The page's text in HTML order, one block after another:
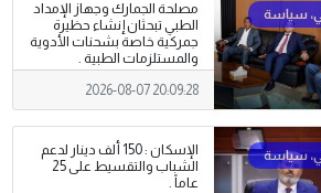
مصلحة الجمارك وجهاز الإمداد
الطبي تبحثان إنشاء حظيرة
جمركية خاصة بشحنات الأدوية
والمستلزمات الطبية .
2026-08-07 20:09:28
الإسكان : 150 ألف دينار لدعم
الشباب والتقسيط على 25
عاماً .